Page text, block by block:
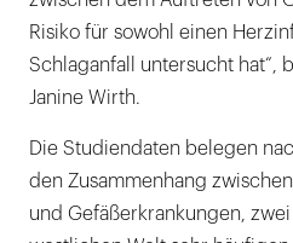
Risiko für sowohl einen
Schlaganfall untersucht hat“,
Janine Wirth.
Die Studiendaten belegen
den Zusammenhang
und Gefäßerkrankungen,